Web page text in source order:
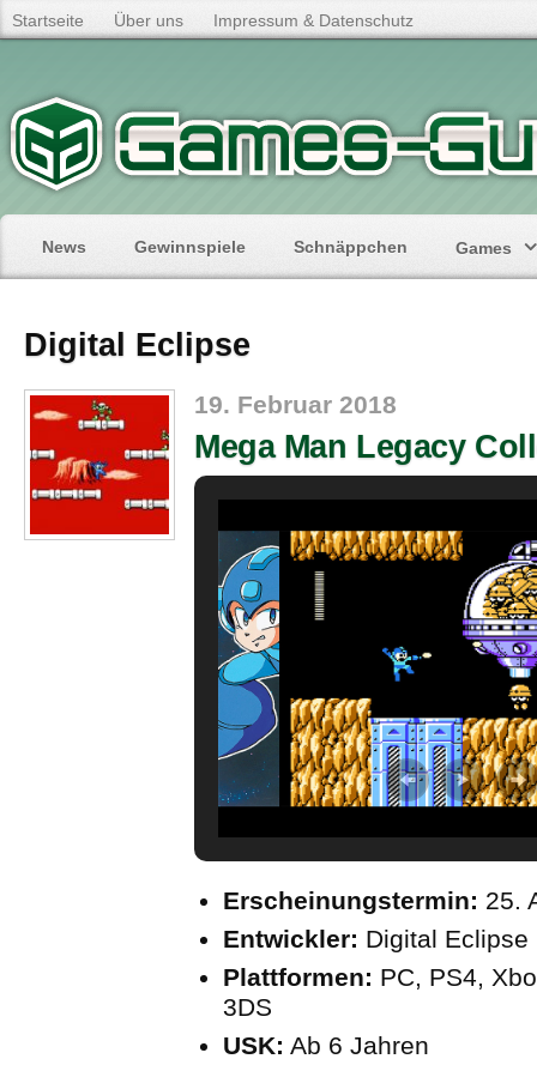
Startseite Über uns Impressum & Datenschutz
News Gewinnspiele Schnäppchen Games
Digital Eclipse
19. Februar 2018
Mega Man Legacy
Erscheinungstermin: 25.
Entwickler: Digital Eclipse
Plattformen: PC, PS4,
3DS
USK: Ab 6 Jahren